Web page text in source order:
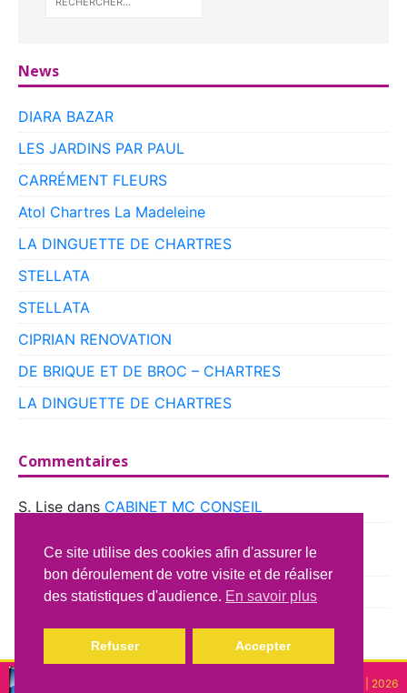
News
DIARA BAZAR
LES JARDINS PAR PAUL
CARRÉMENT FLEURS
Atol Chartres La Madeleine
LA DINGUETTE DE CHARTRES
STELLATA
STELLATA
CIPRIAN RENOVATION
DE BRIQUE ET DE BROC – CHARTRES
LA DINGUETTE DE CHARTRES
Commentaires
S. Lise dans CABINET MC CONSEIL
BEAUCE
Richard LaverydansATELIER DU CAMPING CAR
Copyright © lindispensable | 2026
Ce site utilise des cookies afin d'assurer le
bon déroulement de votre visite et de réaliser
des statistiques d'audience. En savoir plus
Refuser Accepter